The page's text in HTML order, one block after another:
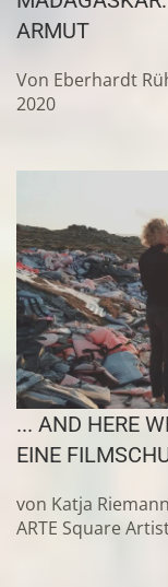
ARMUT
Von Eberhardt
2020
... AND HERE
EINE
von Katja
ARTE Square